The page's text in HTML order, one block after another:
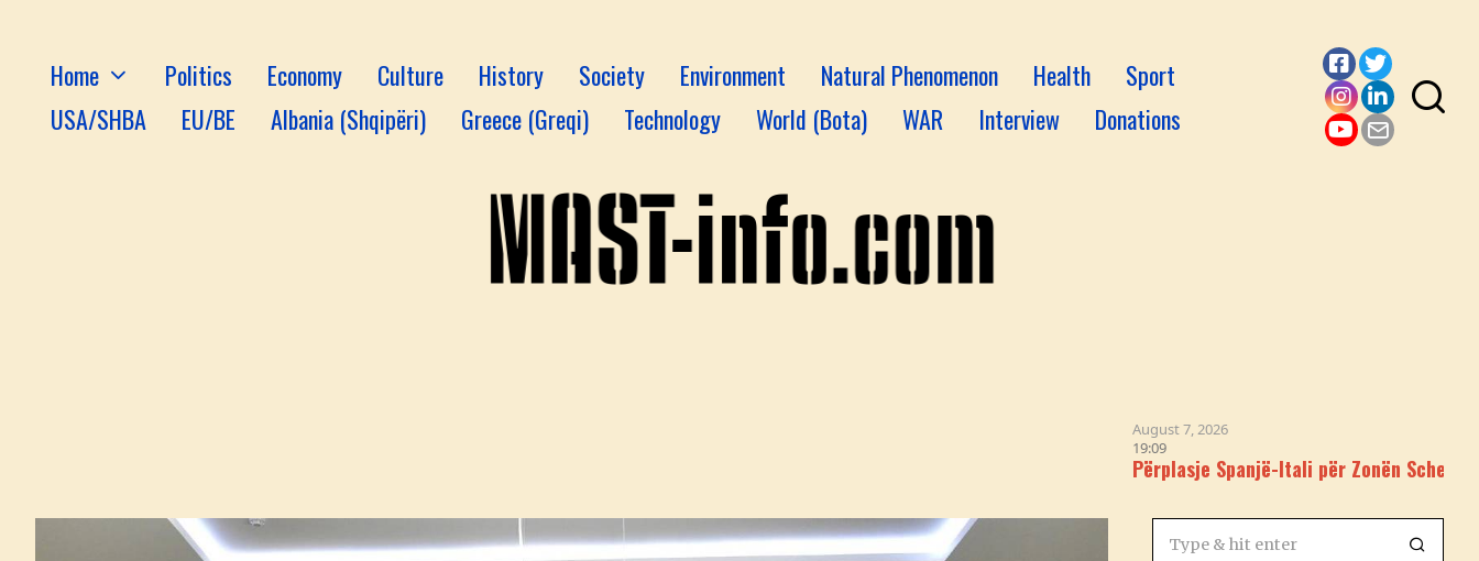
Home Politics Economy Culture History Society Environment Natural Phenomenon Health
Sport
USA/SHBA
EU/BE Albania (Shqipëri) Greece (Greqi) Technology World (Bota) WAR Interview Donations
Facebook
Twitter
Instagram
LinkedIn
Përplasje Spanjë-Itali për Zonën Schengen Pas